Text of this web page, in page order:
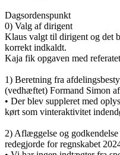
Dagsordenspunkt
0) Valg af dirigent
Klaus valgt til dirigent og det
korrekt indkaldt.
Kaja fik opgaven med
1) Beretning fra
(vedhæftet) Formand Simon
• Der blev suppleret med
kørt som vinteraktivitet
2) Aflæggelse og
redegjorde for regnskabet